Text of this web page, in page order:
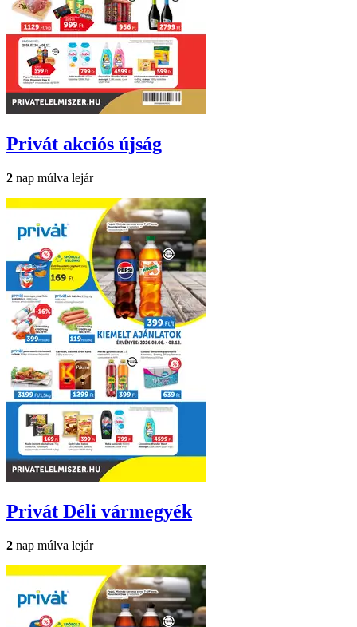
Privát akciós újság
2 nap múlva lejár
Privát Déli vármegyék
2 nap múlva lejár